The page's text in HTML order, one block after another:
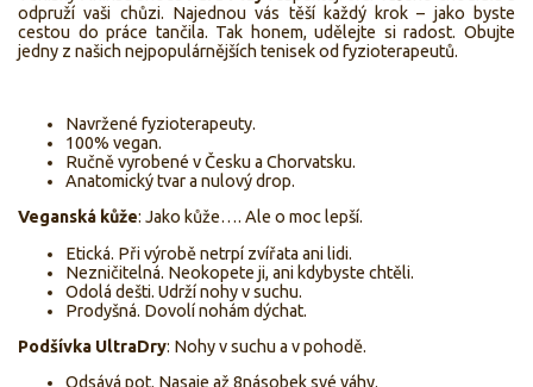
odpruží vaši chůzi. Najednou vás těší každý krok – jako byste
cestou do práce tančila. Tak honem, udělejte si radost. Obujte
jedny z našich nejpopulárnějších tenisek od fyzioterapeutů.
Navržené fyzioterapeuty.
100% vegan.
Ručně vyrobené v Česku a Chorvatsku.
Anatomický tvar a nulový drop.
Veganská kůže: Jako kůže…. Ale o moc lepší.
Etická. Při výrobě netrpí zvířata ani lidi.
Nezničitelná. Neokopete ji, ani kdybyste chtěli.
Odolá dešti. Udrží nohy v suchu.
Prodyšná. Dovolí nohám dýchat.
Podšívka UltraDry: Nohy v suchu a v pohodě.
Odsává pot. Nasaje až 8násobek své váhy.